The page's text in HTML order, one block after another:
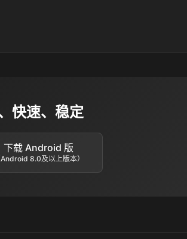
快速、稳定
下载 Android 版
Android 8.0及以上版本）